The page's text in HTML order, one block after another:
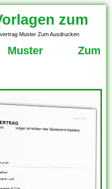
zum
Muster Zum Ausdrucken
Muster Zum